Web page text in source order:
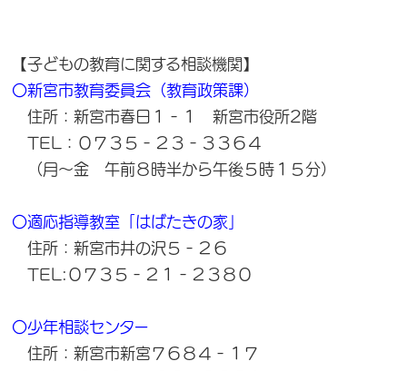
【子どもの教育に関する相談機関】
〇新宮市教育委員会（教育政策課）
住所：新宮市春日１‐１ 新宮市役所2階
TEL：０７３５‐２３‐３３６４
（月～金 午前８時半から午後５時１５分）
〇適応指導教室「はばたきの家」
住所：新宮市井の沢５‐２６
TEL:０７３５‐２１‐２３８０
〇少年相談センター
住所：新宮市新宮７６８４‐１７